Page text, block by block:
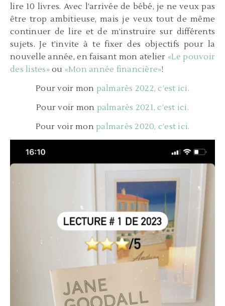
lire 10 livres. Avec l’arrivée de bébé, je ne veux pas
être trop ambitieuse, mais je veux tout de même
continuer de lire et de m’instruire sur différents
sujets. Je t’invite à te fixer des objectifs pour la
nouvelle année, en faisant mon atelier «Le pouvoir
des listes»ou «Mon année financière»!
Pour voir mon palmarès 2022, c’est ici.
Pour voir mon palmarès 2021, c’est ici.
Pour voir monpalmarès 2020, c’est ici.